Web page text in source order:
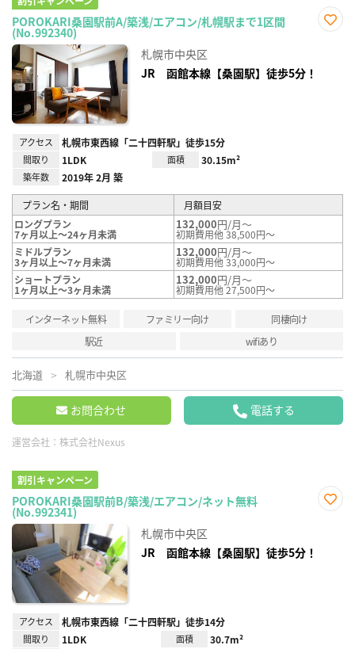
POROKARI桑園駅前A/築浅/エアコン/札幌駅まで1区間
(No.992340)
札幌市中央区
JR 函館本線【桑園駅】徒歩5分！
アクセス 札幌市東西線「二十四軒駅」徒歩15分
間取り 1LDK 面積 30.15m²
築年数 2019年 2月 築
プラン名・期間
月額目安
ロングプラン
7ヶ月以上～24ヶ月未満
132,000円/月～
初期費用他 38,500円～
ミドルプラン
3ヶ月以上～7ヶ月未満
132,000円/月～
初期費用他 33,000円～
ショートプラン
1ヶ月以上～3ヶ月未満
132,000円/月～
初期費用他 27,500円～
インターネット無料 ファミリー向け
同棲向け
駅近
wifiあり
北海道 札幌市中央区
お問合わせ 電話する
運営会社： 株式会社Nexus
割引キャンペーン
POROKARI桑園駅前B/築浅/エアコン/ネット無料
(No.992341)
札幌市中央区
JR 函館本線【桑園駅】徒歩5分！
アクセス 札幌市東西線「二十四軒駅」徒歩14分
間取り 1LDK 面積 30.7m²